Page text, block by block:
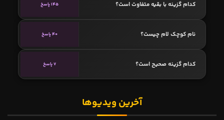
کدام گزینه با بقیه متفاوت است؟ 145 پاسخ
نام کوچک لام چیست؟ 40 پاسخ
کدام گزینه صحیح است؟ 7 پاسخ
آخرین ویدیوها